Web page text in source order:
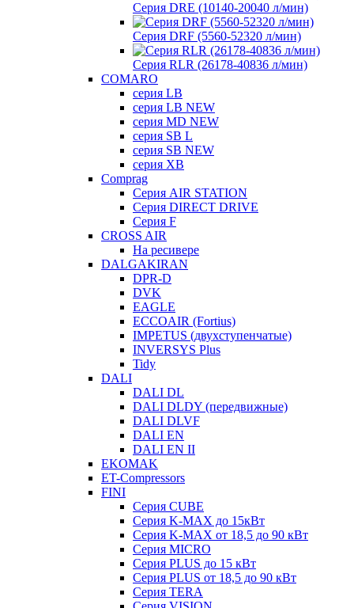
Серия DRE (10140-20040 л/мин)
Серия DRF (5560-52320 л/мин)
Серия RLR (26178-40836 л/мин)
COMARO
серия LB
серия LB NEW
серия MD NEW
серия SB L
серия SB NEW
серия XB
Comprag
Серия AIR STATION
Серия DIRECT DRIVE
Серия F
CROSS AIR
На ресивере
DALGAKIRAN
DPR-D
DVK
EAGLE
ECCOAIR (Fortius)
IMPETUS (двухступенчатые)
INVERSYS Plus
Tidy
DALI
DALI DL
DALI DLDY (передвижные)
DALI DLVF
DALI EN
DALI EN II
EKOMAK
ET-Compressors
FINI
Серия CUBE
Серия K-MAX до 15кВт
Серия K-MAX от 18,5 до 90 кВт
Серия MICRO
Серия PLUS до 15 кВт
Серия PLUS от 18,5 до 90 кВт
Серия TERA